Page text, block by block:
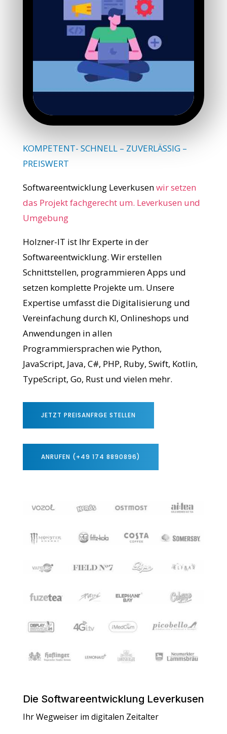
KOMPETENT- SCHNELL – ZUVERLÄSSIG –
PREISWERT
Softwareentwicklung Leverkusenwir setzen
das Projekt fachgerecht um. Leverkusen und
Umgebung
Holzner-IT ist Ihr Experte in der
Softwareentwicklung. Wir erstellen
Schnittstellen, programmieren Apps und
setzen komplette Projekte um. Unsere
Expertise umfasst die Digitalisierung und
Vereinfachung durch KI, Onlineshops und
Anwendungen in allen
Programmiersprachen wie Python,
JavaScript, Java, C#, PHP, Ruby, Swift, Kotlin,
TypeScript, Go, Rust und vielen mehr.
JETZT PREISANFRGE STELLEN
ANRUFEN (+49 174 8890896)
Die Softwareentwicklung Leverkusen
Ihr Wegweiser im digitalen Zeitalter